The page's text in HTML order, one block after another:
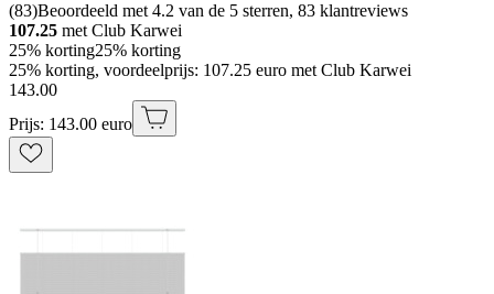
(83)Beoordeeld met 4.2 van de 5 sterren, 83 klantreviews
107.25 met Club Karwei
25% korting25% korting
25% korting, voordeelprijs: 107.25 euro met Club Karwei
143.00
Prijs: 143.00 euro